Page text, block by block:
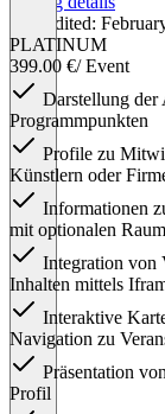
Last edited:
PLATINUM
399.00 €/ Event
Darstellung der
Programmpunkten
Profile zu
Künstlern oder
Informationen
mit optionalen
Integration von
Inhalten mittels
Interaktive
Navigation zu
Präsentation
Profil